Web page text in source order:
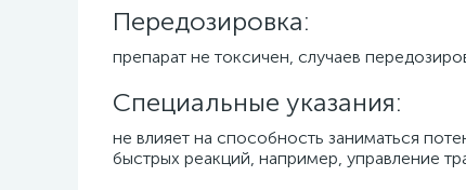
Передозировка:
препарат не токсичен, случаев
Специальные указания:
не влияет на способность заниматься
быстрых реакций, например, управление